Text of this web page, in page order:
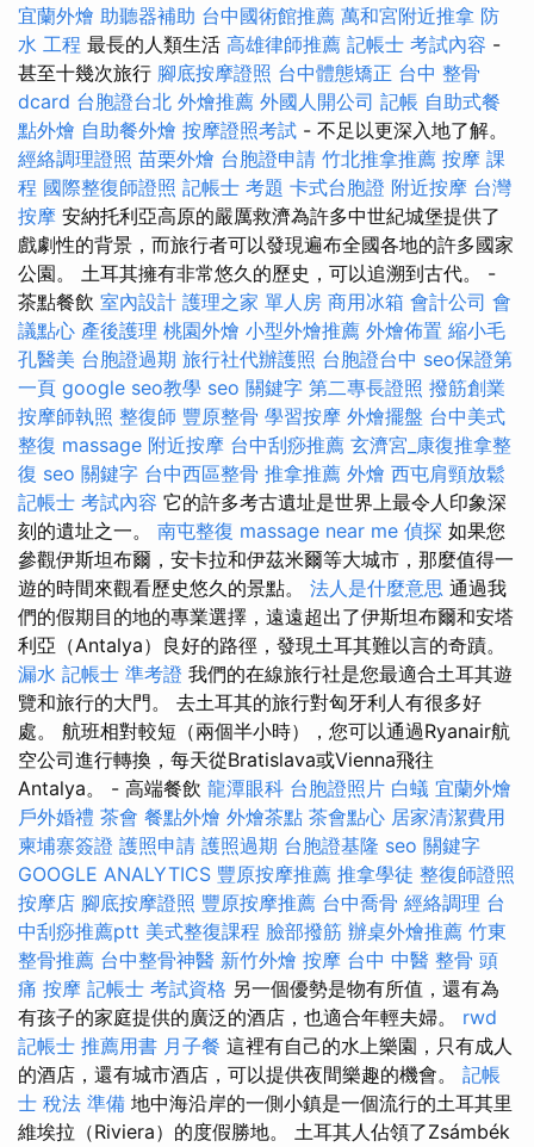
宜蘭外燴 助聽器補助 台中國術館推薦 萬和宮附近推拿 防
水 工程 最長的人類生活 高雄律師推薦 記帳士 考試內容 -
甚至十幾次旅行 腳底按摩證照 台中體態矯正 台中 整骨
dcard 台胞證台北 外燴推薦 外國人開公司 記帳 自助式餐
點外燴 自助餐外燴 按摩證照考試 - 不足以更深入地了解。
經絡調理證照 苗栗外燴 台胞證申請 竹北推拿推薦 按摩 課
程 國際整復師證照 記帳士 考題 卡式台胞證 附近按摩 台灣
按摩 安納托利亞高原的嚴厲救濟為許多中世紀城堡提供了
戲劇性的背景，而旅行者可以發現遍布全國各地的許多國家
公園。 土耳其擁有非常悠久的歷史，可以追溯到古代。 -
茶點餐飲 室內設計 護理之家 單人房 商用冰箱 會計公司 會
議點心 產後護理 桃園外燴 小型外燴推薦 外燴佈置 縮小毛
孔醫美 台胞證過期 旅行社代辦護照 台胞證台中 seo保證第
一頁 google seo教學 seo 關鍵字 第二專長證照 撥筋創業
按摩師執照 整復師 豐原整骨 學習按摩 外燴擺盤 台中美式
整復 massage 附近按摩 台中刮痧推薦 玄濟宮_康復推拿整
復 seo 關鍵字 台中西區整骨 推拿推薦 外燴 西屯肩頸放鬆
記帳士 考試內容 它的許多考古遺址是世界上最令人印象深
刻的遺址之一。 南屯整復 massage near me 偵探 如果您
參觀伊斯坦布爾，安卡拉和伊茲米爾等大城市，那麼值得一
遊的時間來觀看歷史悠久的景點。 法人是什麼意思 通過我
們的假期目的地的專業選擇，遠遠超出了伊斯坦布爾和安塔
利亞（Antalya）良好的路徑，發現土耳其難以言的奇蹟。
漏水 記帳士 準考證 我們的在線旅行社是您最適合土耳其遊
覽和旅行的大門。 去土耳其的旅行對匈牙利人有很多好
處。 航班相對較短（兩個半小時），您可以通過Ryanair航
空公司進行轉換，每天從Bratislava或Vienna飛往
Antalya。 - 高端餐飲 龍潭眼科 台胞證照片 白蟻 宜蘭外燴
戶外婚禮 茶會 餐點外燴 外燴茶點 茶會點心 居家清潔費用
柬埔寨簽證 護照申請 護照過期 台胞證基隆 seo 關鍵字
GOOGLE ANALYTICS 豐原按摩推薦 推拿學徒 整復師證照
按摩店 腳底按摩證照 豐原按摩推薦 台中喬骨 經絡調理 台
中刮痧推薦ptt 美式整復課程 臉部撥筋 辦桌外燴推薦 竹東
整骨推薦 台中整骨神醫 新竹外燴 按摩 台中 中醫 整骨 頭
痛 按摩 記帳士 考試資格 另一個優勢是物有所值，還有為
有孩子的家庭提供的廣泛的酒店，也適合年輕夫婦。 rwd
記帳士 推薦用書 月子餐 這裡有自己的水上樂園，只有成人
的酒店，還有城市酒店，可以提供夜間樂趣的機會。 記帳
士 稅法 準備 地中海沿岸的一側小鎮是一個流行的土耳其里
維埃拉（Riviera）的度假勝地。 土耳其人佔領了Zsámbék